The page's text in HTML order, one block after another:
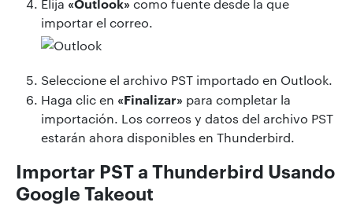
Elija
como fuente desde la que
importar el correo.
Seleccione el archivo PST importado en Outlook.
Haga clic en «Finalizar» para completar la
importación. Los correos y datos del archivo PST
estarán ahora disponibles en Thunderbird.
Importar PST a Thunderbird Usando
Google Takeout